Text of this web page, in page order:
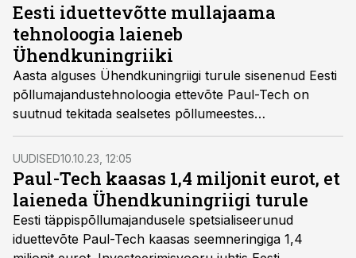
Eesti iduettevõtte mullajaama
tehnoloogia laieneb
Ühendkuningriiki
Aasta alguses Ühendkuningriigi turule sisenenud Eesti
põllumajandustehnoloogia ettevõte Paul-Tech on
suutnud tekitada sealsetes põllumeestes
märkimisväärset huvi. Praeguseks on ettevõtte
tehnoloogiat katsetamas juba üle 20 farmi.
UUDISED10.10.23, 12:05
Paul-Tech kaasas 1,4 miljonit eurot, et
laieneda Ühendkuningriigi turule
Eesti täppispõllumajandusele spetsialiseerunud
iduettevõte Paul-Tech kaasas seemneringiga 1,4